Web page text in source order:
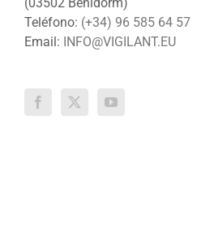
(03502 Benidorm)
Teléfono: (+34) 96 585 64 57
Email:
INFO@VIGILANT.EU